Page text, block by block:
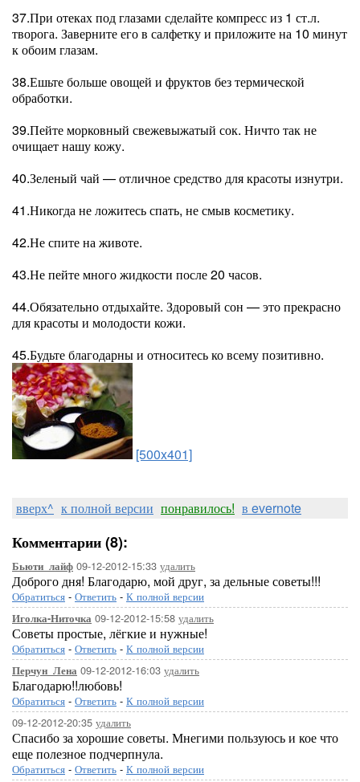
37.При отеках под глазами сделайте компресс из 1 ст.л.
творога. Заверните его в салфетку и приложите на 10 минут
к обоим глазам.
38.Ешьте больше овощей и фруктов без термической
обработки.
39.Пейте морковный свежевыжатый сок. Ничто так не
очищает нашу кожу.
40.Зеленый чай — отличное средство для красоты изнутри.
41.Никогда не ложитесь спать, не смыв косметику.
42.Не спите на животе.
43.Не пейте много жидкости после 20 часов.
44.Обязательно отдыхайте. Здоровый сон — это прекрасно
для красоты и молодости кожи.
45.Будьте благодарны и относитесь ко всему позитивно.
[500x401]
вверх^ к полной версии понравилось! в evernote
Комментарии (8):
Бьюти_лайф 09-12-2012-15:33 удалить
Доброго дня! Благодарю, мой друг, за дельные советы!!!
Обратиться - Ответить - К полной версии
Иголка-Ниточка 09-12-2012-15:58 удалить
Советы простые, лёгкие и нужные!
Обратиться - Ответить - К полной версии
Перчун_Лена 09-12-2012-16:03 удалить
Благодарю!!любовь!
Обратиться - Ответить - К полной версии
09-12-2012-20:35 удалить
Спасибо за хорошие советы. Мнегими пользуюсь и кое что
еще полезное подчерпнула.
Обратиться - Ответить - К полной версии